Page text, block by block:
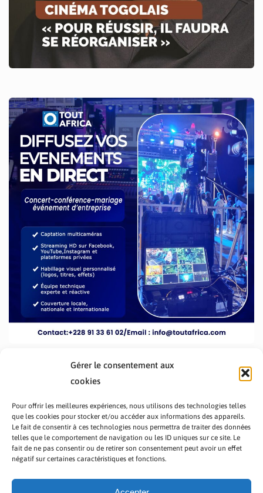
Gérer le consentement aux
cookies
Pour offrir les meilleures expériences, nous utilisons des technologies telles
que les cookies pour stocker et/ou accéder aux informations des appareils.
Le fait de consentir à ces technologies nous permettra de traiter des données
telles que le comportement de navigation ou les ID uniques sur ce site. Le
fait de ne pas consentir ou de retirer son consentement peut avoir un effet
négatif sur certaines caractéristiques et fonctions.
PRÉSENTATION TOUTAFRICA
A PROPOS